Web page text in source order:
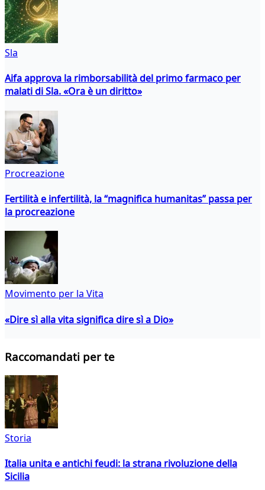
Sla
Aifa approva la rimborsabilità del primo farmaco per
malati di Sla. «Ora è un diritto»
Procreazione
Fertilità e infertilità, la “magnifica humanitas” passa per
la procreazione
Movimento per la Vita
«Dire sì alla vita significa dire sì a Dio»
Raccomandati per te
Storia
Italia unita e antichi feudi: la strana rivoluzione della
Sicilia